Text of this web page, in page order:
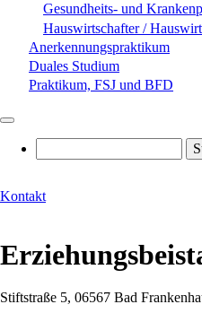
Gesundheits- und
Hauswirtschafter /
Anerkennungspraktikum
Duales Studium
Praktikum, FSJ und BFD
Kontakt
Stiftstraße 5, 06567 Bad